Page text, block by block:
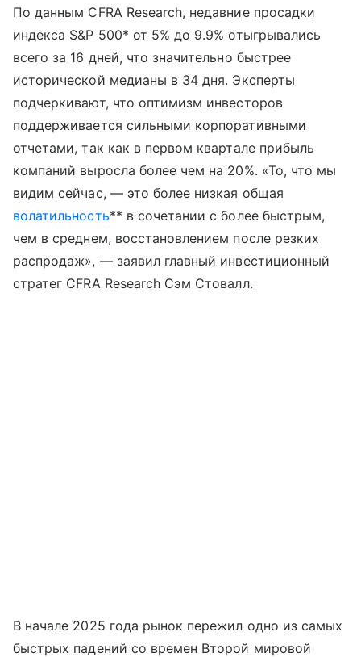
По данным CFRA Research, недавние просадки
индекса S&P 500* от 5% до 9.9% отыгрывались
всего за 16 дней, что значительно быстрее
исторической медианы в 34 дня. Эксперты
подчеркивают, что оптимизм инвесторов
поддерживается сильными корпоративными
отчетами, так как в первом квартале прибыль
компаний выросла более чем на 20%. «То, что мы
видим сейчас, — это более низкая общая
волатильность** в сочетании с более быстрым,
чем в среднем, восстановлением после резких
распродаж», — заявил главный инвестиционный
стратег CFRA Research Сэм Стовалл.
В начале 2025 года рынок пережил одно из самых
быстрых падений со времен Второй мировой